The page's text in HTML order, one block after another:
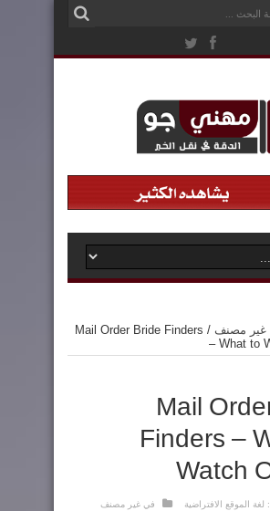
غير مصنف /
Mail Order Bride Finders
– What to
Mail
Finders –
Watch
لغة الموقع الافتراضية في غير مصنف